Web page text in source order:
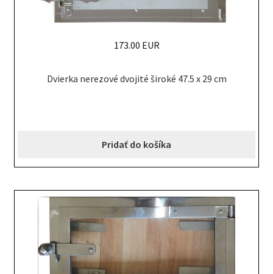
Dvierka nerezové dvojité široké 47.5 x 29 cm
173.00 EUR
Pridať do košíka